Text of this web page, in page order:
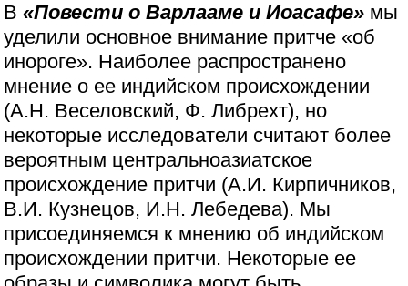
В«Повести о Варлааме и Иоасафе» мы
уделили основное внимание притче «об
инороге». Наиболее распространено
мнение о ее индийском происхождении
(А.Н. Веселовский, Ф. Либрехт), но
некоторые исследователи считают более
вероятным центральноазиатское
происхождение притчи (А.И. Кирпичников,
В.И. Кузнецов, И.Н. Лебедева). Мы
присоединяемся к мнению об индийском
происхождении притчи. Некоторые ее